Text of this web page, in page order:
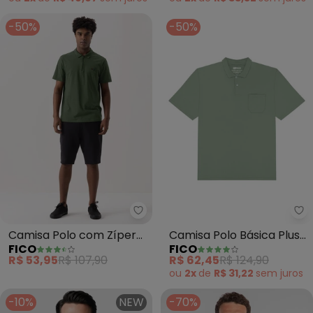
-50%
Fico - Camisa Polo com Zíper
Camisa Polo com Zíper
em Meia Malha (Verde)
FICO
R$ 53,95R$ 107,90
-50%
Camisa Polo Básica Plus
Size com Bolso (Verde)
FICO
R$ 62,45R$ 124,90
ou 2x de R$ 31,22 sem juros
-10% NEW -70%